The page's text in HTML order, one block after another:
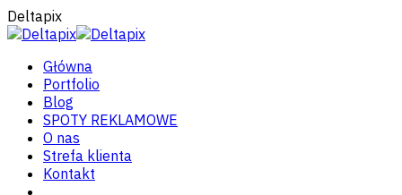
Deltapix
Główna
Portfolio
Blog
SPOTY REKLAMOWE
O nas
Strefa klienta
Kontakt